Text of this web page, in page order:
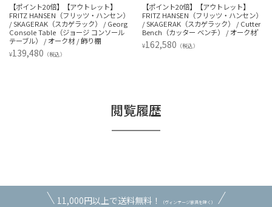
【ポイント20倍】【アウトレット】
FRITZ HANSEN（フリッツ・ハンセン）
/ SKAGERAK（スカゲラック） / Georg
Console Table（ジョージ コンソール
テーブル） / オーク材 / 飾り棚
¥139,480 （税込）
【ポイント20倍】【アウトレット】
FRITZ HANSEN（フリッツ・ハンセン）
/ SKAGERAK（スカゲラック） / Cutter
Bench（カッター ベンチ） / オーク材'
¥162,580 （税込）
閲覧履歴
11,000円以上で送料無料！ （ヴィンテージ家具を除く）